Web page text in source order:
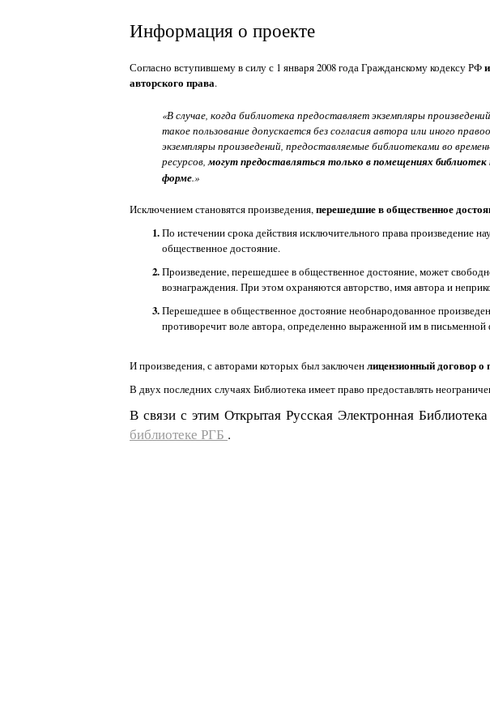
Информация о проекте
Согласно вступившему в силу с 1 января 2008 года Гражданскому кодексу РФ
авторского права.
«В случае, когда библиотека предоставляет экземпляры
такое пользование допускается без согласия автора или иного
экземпляры произведений, предоставляемые библиотеками во
ресурсов, могут предоставляться только в помещениях
форме.»
Исключением становятся произведения,перешедшие в общественное
По истечении срока действия исключительного права произведение
общественное достояние.
Произведение, перешедшее в общественное достояние, может
вознаграждения. При этом охраняются авторство, имя автора и
Перешедшее в общественное достояние необнародованное
противоречит воле автора, определенно выраженной им в
И произведения, с авторами которых был заключенлицензионный договор о
В двух последних случаях Библиотека имеет право предоставлять
В связи с этим Открытая Русская Электронная
библиотеке РГБ .